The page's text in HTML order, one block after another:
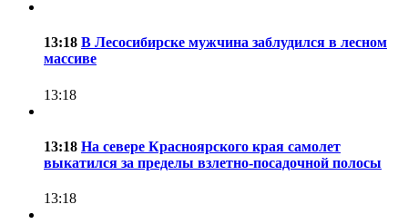
13:18 В Лесосибирске мужчина заблудился в лесном
массиве
13:18
13:18 На севере Красноярского края самолет
выкатился за пределы взлетно-посадочной полосы
13:18